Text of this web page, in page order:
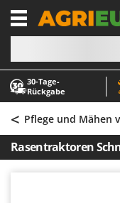
30‑Tage-
Rückgabe
-1
A
Abfüllgeräte
Akku
Akku Gras-
A
ABAC
AgriEuro
AgriEuro TOP-
AGT
< Pflege und Mähen
Rasentraktoren